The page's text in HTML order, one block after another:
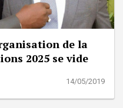
de la
2025 se vide
14/05/2019